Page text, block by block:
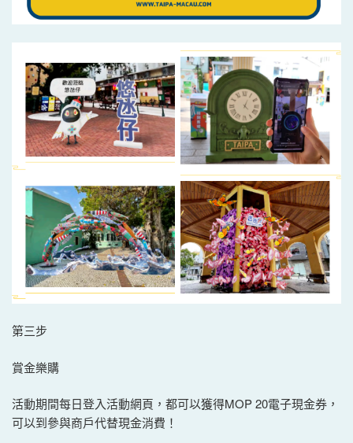
第三步
賞金樂購
活動期間每日登入活動網頁，都可以獲得MOP 20電子現金券，
可以到參與商戶代替現金消費！